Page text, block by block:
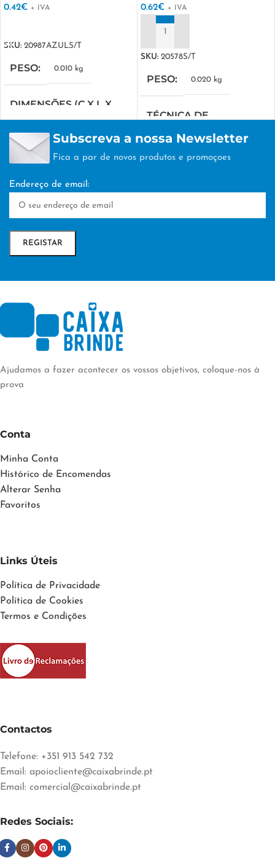
0.42€ + IVA
SKU: 20987AZULS/T
PESO 0.010 kg
DIMENSÕES (C X L X
A)
20 × 8 × 11.5 cm
TÉCNICA DE
TAMPOGRAFIA
0.62€ + IVA
SKU: 20578S/T
PESO 0.020 kg
TÉCNICA DE
TAMPOGRAFIA
Subscreva a nossa Newsletter
Fica a par de novos produtos e promoçoes
Endereço de email:
Ajudamos a fazer acontecer os vossos objetivos, coloque-nos à
prova
Conta
Minha Conta
Histórico de Encomendas
Alterar Senha
Favoritos
Links Úteis
Política de Privacidade
Política de Cookies
Termos e Condições
Contactos
Telefone: +351 913 542 732
Email: apoiocliente@caixabrinde.pt
Email: comercial@caixabrinde.pt
Redes Sociais: